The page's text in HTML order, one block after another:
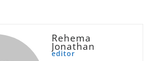
Rehema
Jonathan
editor